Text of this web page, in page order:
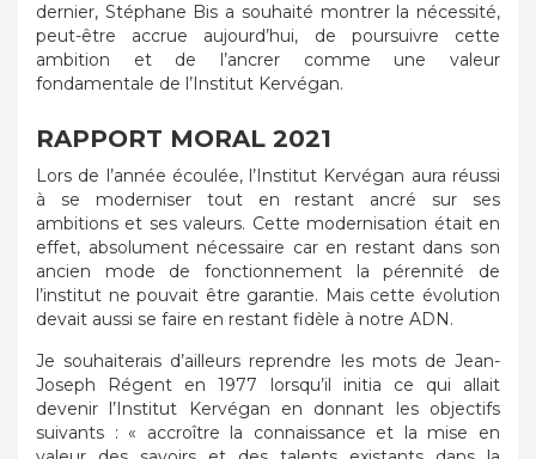
dernier, Stéphane Bis a souhaité montrer la nécessité,
peut-être accrue aujourd’hui, de poursuivre cette
ambition et de l’ancrer comme une valeur
fondamentale de l’Institut Kervégan.
RAPPORT MORAL 2021
Lors de l’année écoulée, l’Institut Kervégan aura réussi
à se moderniser tout en restant ancré sur ses
ambitions et ses valeurs. Cette modernisation était en
effet, absolument nécessaire car en restant dans son
ancien mode de fonctionnement la pérennité de
l’institut ne pouvait être garantie. Mais cette évolution
devait aussi se faire en restant fidèle à notre ADN.
Je souhaiterais d’ailleurs reprendre les mots de Jean-
Joseph Régent en 1977 lorsqu’il initia ce qui allait
devenir l’Institut Kervégan en donnant les objectifs
suivants : « accroître la connaissance et la mise en